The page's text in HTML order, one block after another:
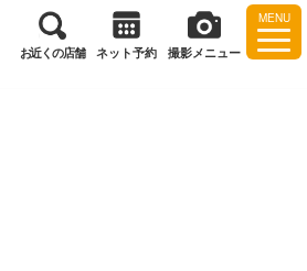
MENU
お近くの店舗 ネット予約 撮影メニュー